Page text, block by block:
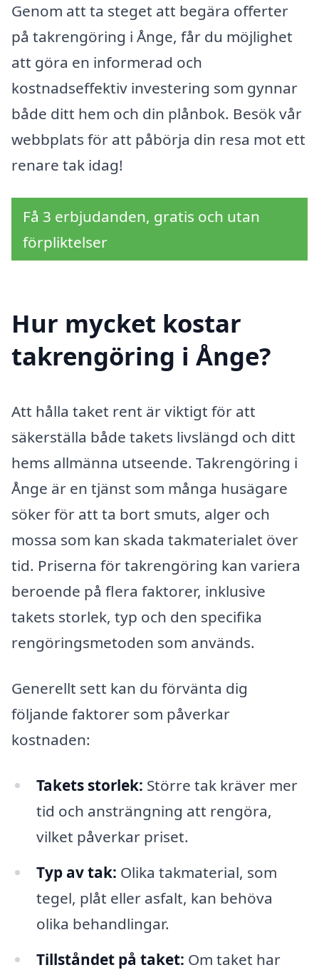
Genom att ta steget att begära offerter
på takrengöring i Ånge, får du möjlighet
att göra en informerad och
kostnadseffektiv investering som gynnar
både ditt hem och din plånbok. Besök vår
webbplats för att påbörja din resa mot ett
renare tak idag!
Få 3 erbjudanden, gratis och utan
förpliktelser
Hur mycket kostar
takrengöring i Ånge?
Att hålla taket rent är viktigt för att
säkerställa både takets livslängd och ditt
hems allmänna utseende. Takrengöring i
Ånge är en tjänst som många husägare
söker för att ta bort smuts, alger och
mossa som kan skada takmaterialet över
tid. Priserna för takrengöring kan variera
beroende på flera faktorer, inklusive
takets storlek, typ och den specifika
rengöringsmetoden som används.
Generellt sett kan du förvänta dig
följande faktorer som påverkar
kostnaden:
Takets storlek: Större tak kräver mer
tid och ansträngning att rengöra,
vilket påverkar priset.
Typ av tak: Olika takmaterial, som
tegel, plåt eller asfalt, kan behöva
olika behandlingar.
Tillståndet på taket: Om taket har